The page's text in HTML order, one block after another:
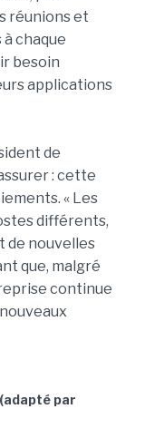
réunions et
chaque
besoin
applications
de
: cette
« Les
différents,
de nouvelles
que, malgré
continue
par